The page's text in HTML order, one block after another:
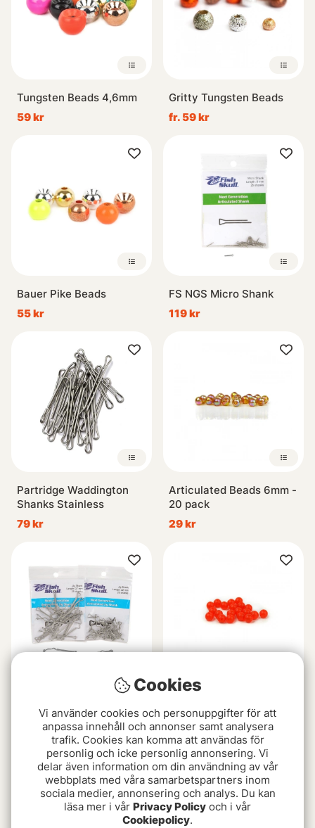
Tungsten Beads 4,6mm
59 kr
Gritty Tungsten Beads
fr. 59 kr
Bauer Pike Beads
55 kr
FS NGS Micro Shank
119 kr
Partridge Waddington
Shanks Stainless
79 kr
Articulated Beads 6mm -
20 pack
29 kr
Shank
129 kr
35 kr
Cookies
Vi använder cookies och personuppgifter för att
anpassa innehåll och annonser samt analysera
trafik. Cookies kan komma att användas för
personlig och icke personlig annonsering. Vi
delar även information om din användning av vår
webbplats med våra samarbetspartners inom
sociala medier, annonsering och analys. Du kan
läsa mer i vår Privacy Policy och i vår
Cookiepolicy.